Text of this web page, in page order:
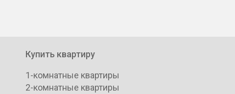
Купить квартиру
1-комнатные квартиры
2-комнатные квартиры